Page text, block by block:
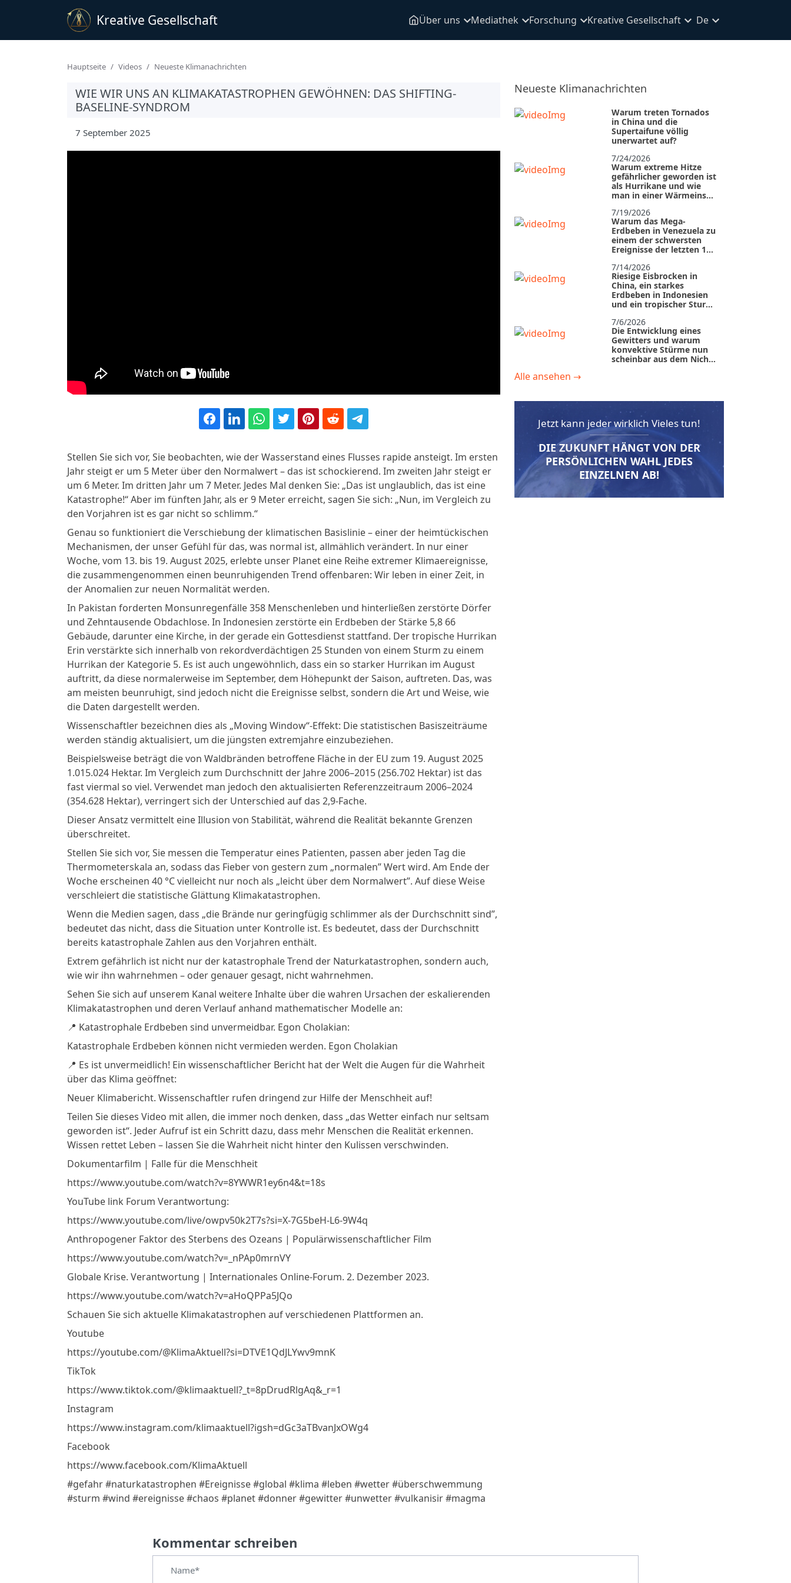
Kreative Gesellschaft Über uns Mediathek Forschung Kreative Gesellschaft De
Hauptseite Videos Neueste Klimanachrichten
WIE WIR UNS AN KLIMAKATASTROPHEN GEWÖHNEN: DAS SHIFTING-
BASELINE-SYNDROM
7 September 2025
Stellen Sie sich vor, Sie beobachten, wie der Wasserstand eines Flusses rapide ansteigt. Im ersten
Jahr steigt er um 5 Meter über den Normalwert – das ist schockierend. Im zweiten Jahr steigt er
um 6 Meter. Im dritten Jahr um 7 Meter. Jedes Mal denken Sie: „Das ist unglaublich, das ist eine
Katastrophe!“ Aber im fünften Jahr, als er 9 Meter erreicht, sagen Sie sich: „Nun, im Vergleich zu
den Vorjahren ist es gar nicht so schlimm.“
Genau so funktioniert die Verschiebung der klimatischen Basislinie – einer der heimtückischen
Mechanismen, der unser Gefühl für das, was normal ist, allmählich verändert. In nur einer
Woche, vom 13. bis 19. August 2025, erlebte unser Planet eine Reihe extremer Klimaereignisse,
die zusammengenommen einen beunruhigenden Trend offenbaren: Wir leben in einer Zeit, in
der Anomalien zur neuen Normalität werden.
In Pakistan forderten Monsunregenfälle 358 Menschenleben und hinterließen zerstörte Dörfer
und Zehntausende Obdachlose. In Indonesien zerstörte ein Erdbeben der Stärke 5,8 66
Gebäude, darunter eine Kirche, in der gerade ein Gottesdienst stattfand. Der tropische Hurrikan
Erin verstärkte sich innerhalb von rekordverdächtigen 25 Stunden von einem Sturm zu einem
Hurrikan der Kategorie 5. Es ist auch ungewöhnlich, dass ein so starker Hurrikan im August
auftritt, da diese normalerweise im September, dem Höhepunkt der Saison, auftreten. Das, was
am meisten beunruhigt, sind jedoch nicht die Ereignisse selbst, sondern die Art und Weise, wie
die Daten dargestellt werden.
Wissenschaftler bezeichnen dies als „Moving Window“-Effekt: Die statistischen Basiszeiträume
werden ständig aktualisiert, um die jüngsten extremjahre einzubeziehen.
Beispielsweise beträgt die von Waldbränden betroffene Fläche in der EU zum 19. August 2025
1.015.024 Hektar. Im Vergleich zum Durchschnitt der Jahre 2006–2015 (256.702 Hektar) ist das
fast viermal so viel. Verwendet man jedoch den aktualisierten Referenzzeitraum 2006–2024
(354.628 Hektar), verringert sich der Unterschied auf das 2,9-Fache.
Dieser Ansatz vermittelt eine Illusion von Stabilität, während die Realität bekannte Grenzen
überschreitet.
Stellen Sie sich vor, Sie messen die Temperatur eines Patienten, passen aber jeden Tag die
Thermometerskala an, sodass das Fieber von gestern zum „normalen” Wert wird. Am Ende der
Woche erscheinen 40 °C vielleicht nur noch als „leicht über dem Normalwert”. Auf diese Weise
verschleiert die statistische Glättung Klimakatastrophen.
Wenn die Medien sagen, dass „die Brände nur geringfügig schlimmer als der Durchschnitt sind”,
bedeutet das nicht, dass die Situation unter Kontrolle ist. Es bedeutet, dass der Durchschnitt
bereits katastrophale Zahlen aus den Vorjahren enthält.
Extrem gefährlich ist nicht nur der katastrophale Trend der Naturkatastrophen, sondern auch,
wie wir ihn wahrnehmen – oder genauer gesagt, nicht wahrnehmen.
Sehen Sie sich auf unserem Kanal weitere Inhalte über die wahren Ursachen der eskalierenden
Klimakatastrophen und deren Verlauf anhand mathematischer Modelle an:
📍 Katastrophale Erdbeben sind unvermeidbar. Egon Cholakian:
Katastrophale Erdbeben können nicht vermieden werden. Egon Cholakian
📍 Es ist unvermeidlich! Ein wissenschaftlicher Bericht hat der Welt die Augen für die Wahrheit
über das Klima geöffnet:
Neuer Klimabericht. Wissenschaftler rufen dringend zur Hilfe der Menschheit auf!
Teilen Sie dieses Video mit allen, die immer noch denken, dass „das Wetter einfach nur seltsam
geworden ist“. Jeder Aufruf ist ein Schritt dazu, dass mehr Menschen die Realität erkennen.
Wissen rettet Leben – lassen Sie die Wahrheit nicht hinter den Kulissen verschwinden.
Dokumentarfilm | Falle für die Menschheit
https://www.youtube.com/watch?v=8YWWR1ey6n4&t=18s
YouTube link Forum Verantwortung:
https://www.youtube.com/live/owpv50k2T7s?si=X-7G5beH-L6-9W4q
Anthropogener Faktor des Sterbens des Ozeans | Populärwissenschaftlicher Film
https://www.youtube.com/watch?v=_nPAp0mrnVY
Globale Krise. Verantwortung | Internationales Online-Forum. 2. Dezember 2023.
https://www.youtube.com/watch?v=aHoQPPa5JQo
Schauen Sie sich aktuelle Klimakatastrophen auf verschiedenen Plattformen an.
Youtube
https://youtube.com/@KlimaAktuell?si=DTVE1QdJLYwv9mnK
TikTok
https://www.tiktok.com/@klimaaktuell?_t=8pDrudRlgAq&_r=1
Instagram
https://www.instagram.com/klimaaktuell?igsh=dGc3aTBvanJxOWg4
Facebook
https://www.facebook.com/KlimaAktuell
#gefahr #naturkatastrophen #Ereignisse #global #klima #leben #wetter #überschwemmung
#sturm #wind #ereignisse #chaos #planet #donner #gewitter #unwetter #vulkanisir #magma
Neueste Klimanachrichten
Warum treten Tornados
in China und die
Supertaifune völlig
unerwartet auf?
7/24/2026
Warum extreme Hitze
gefährlicher geworden ist
als Hurrikane und wie
man in einer Wärmeinsel
7/19/2026
Warum das Mega-
Erdbeben in Venezuela zu
einem der schwersten
Ereignisse der letzten 125
7/14/2026
Riesige Eisbrocken in
China, ein starkes
Erdbeben in Indonesien
und ein tropischer Sturm
7/6/2026
Die Entwicklung eines
Gewitters und warum
konvektive Stürme nun
scheinbar aus dem Nichts
Warum Katastrophen
keine Zeit zum
Durchatmen lassen
6/23/2026
Hitzewellen in Europa
und die verborgenen
Ursachen des
Klimawandels
Alle ansehen →
Jetzt kann jeder wirklich Vieles tun!
DIE ZUKUNFT HÄNGT VON DER
PERSÖNLICHEN WAHL JEDES
EINZELNEN AB!
Kommentar schreiben